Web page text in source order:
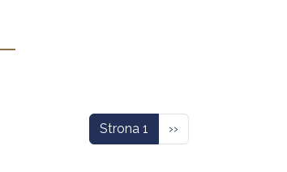
Strona 1 Następna strona
››